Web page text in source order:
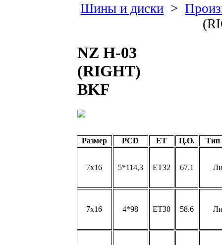
Шины и диски >
NZ H-03
(RIGHT)
BKF
Размер PCD ET Ц.О. Тип
7x16 5*114,3 ET32 67.1
7x16 4*98 ET30 58.6